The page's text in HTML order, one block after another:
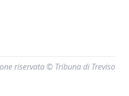
riservata © Tribuna di Treviso